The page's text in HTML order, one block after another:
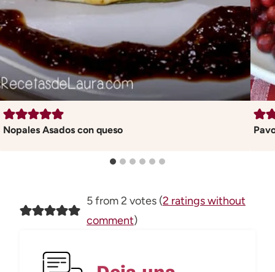
Nopales Asados con queso
5 from 2 votes (2 ratings without
comment)